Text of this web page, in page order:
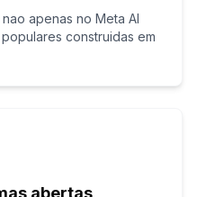
apenas no Meta AI
construidas em
abertas